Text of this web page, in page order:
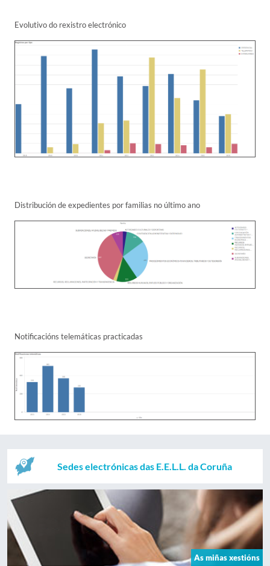
Evolutivo do rexistro electrónico
Distribución de expedientes por familias no último ano
Notificacións telemáticas practicadas
Sedes electrónicas das E.E.L.L. da Coruña
As miñas xestións